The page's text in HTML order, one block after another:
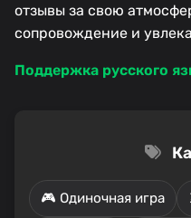
отзывы за свою
сопровождение и
Поддержка русского
🎮 Одиночная игра